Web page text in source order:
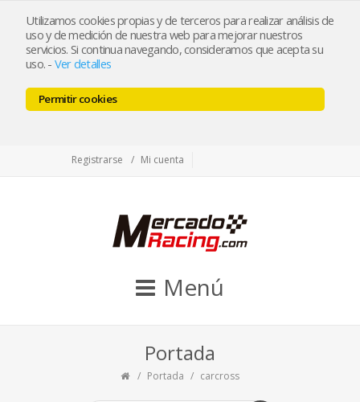
Utilizamos cookies propias y de terceros para realizar análisis de
uso y de medición de nuestra web para mejorar nuestros
servicios. Si continua navegando, consideramos que acepta su
uso. - Ver detalles
Permitir cookies
tienda@mercadoracing.com
Registrarse
Mi cuenta
Menú
Portada
Portada carcross